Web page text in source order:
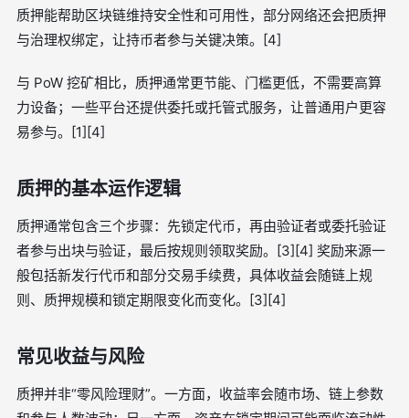
质押能帮助区块链维持安全性和可用性，部分网络还会把质押
与治理权绑定，让持币者参与关键决策。[4]
与 PoW 挖矿相比，质押通常更节能、门槛更低，不需要高算
力设备；一些平台还提供委托或托管式服务，让普通用户更容
易参与。[1][4]
质押的基本运作逻辑
质押通常包含三个步骤：先锁定代币，再由验证者或委托验证
者参与出块与验证，最后按规则领取奖励。[3][4] 奖励来源一
般包括新发行代币和部分交易手续费，具体收益会随链上规
则、质押规模和锁定期限变化而变化。[3][4]
常见收益与风险
质押并非“零风险理财”。一方面，收益率会随市场、链上参数